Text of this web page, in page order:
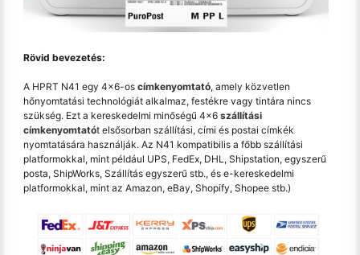
Rövid bevezetés:
A HPRT N41 egy 4x6-os címkenyomtató, amely közvetlen
hőnyomtatási technológiát alkalmaz, festékre vagy tintára nincs
szükség. Ezt a kereskedelmi minőségű 4x6 szállítási
címkenyomtatót elsősorban szállítási, cími és postai címkék
nyomtatására használják. Az N41 kompatibilis a főbb szállítási
platformokkal, mint például UPS, FedEx, DHL, Shipstation, egyszerű
posta, ShipWorks, Szállítás egyszerű stb., és e-kereskedelmi
platformokkal, mint az Amazon, eBay, Shopify, Shopee stb.)